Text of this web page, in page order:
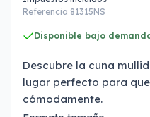
Referencia 81315NS
Disponible bajo
Descubre la cuna
lugar perfecto para
cómodamente.